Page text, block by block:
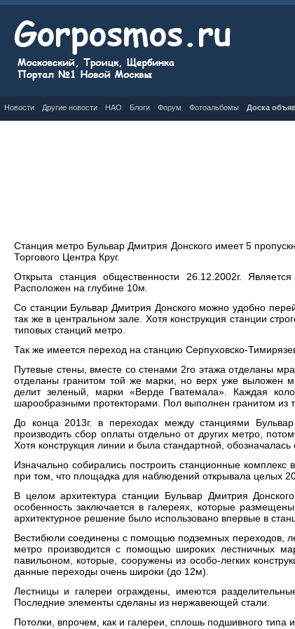
Новости Другие новости НАО Блоги Форум Фотоальбомы Доска
Станция метро Бульвар Дмитрия Донского имеет 5
Торгового Центра Круг.
Открыта станция общественности 26.12.2002г.
Расположен на глубине 10м.
Со станции Бульвар Дмитрия Донского можно удобно
так же в центральном зале. Хотя конструкция станции
типовых станций метро.
Так же имеется переход на станцию Серпуховско-
Путевые стены, вместе со стенами 2го этажа отделаны
отделаны гранитом той же марки, но верх уже выложен
делит зеленый, марки «Верде Гватемала». Каждая
шарообразными протекторами. Пол выполнен гранитом из
До конца 2013г. в переходах между станциями
производить сбор оплаты отдельно от других метро,
Хотя конструкция линии и была стандартной, обозначалась
Изначально собирались построить станционные
при том, что площадка для наблюдений открывала целых
В целом архитектура станции Бульвар Дмитрия
особенность заключается в галереях, которые
архитектурное решение было использовано впервые в
Вестибюли соединены с помощью подземных переходов,
метро производится с помощью широких лестничных
павильоном, которые, сооружены из особо-легких
данные переходы очень широки (до 12м).
Лестницы и галереи ограждены, имеются
Последние элементы сделаны из нержавеющей стали.
Потолки, впрочем, как и галереи, сплошь подшивного